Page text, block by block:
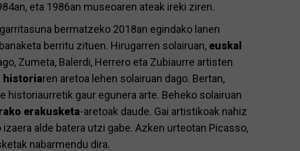
eta 1986an museoaren ateak ireki ziren.
bermatzeko 2018an egindako lanen
berritu zituen. Hirugarren solairuan, euskal
Zumeta, Balerdi, Herrero eta Zubiaurre artisten
historiaren aretoa lehen solairuan dago. Bertan,
historiaurretik gaur egunera arte. Beheko solairuan
erakusketa-aretoak daude. Gai artistikoak nahiz
alde batera utzi gabe. Azken urteotan Picasso,
nabarmendu dira.